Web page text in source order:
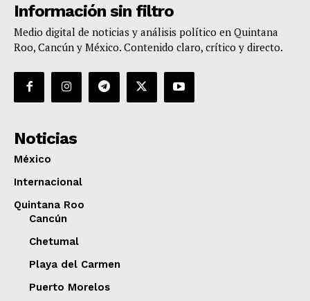
Información sin filtro
Medio digital de noticias y análisis político en Quintana
Roo, Cancún y México. Contenido claro, crítico y directo.
Noticias
México
Internacional
Quintana Roo
Cancún
Chetumal
Playa del Carmen
Puerto Morelos